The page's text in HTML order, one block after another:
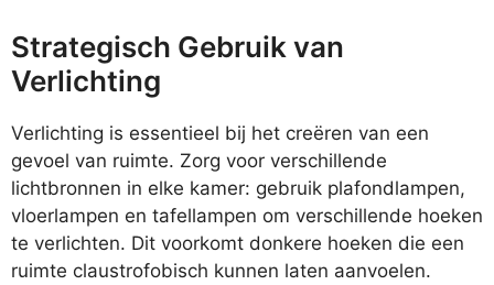
Strategisch Gebruik van
Verlichting
Verlichting is essentieel bij het creëren van een
gevoel van ruimte. Zorg voor verschillende
lichtbronnen in elke kamer: gebruik plafondlampen,
vloerlampen en tafellampen om verschillende hoeken
te verlichten. Dit voorkomt donkere hoeken die een
ruimte claustrofobisch kunnen laten aanvoelen.